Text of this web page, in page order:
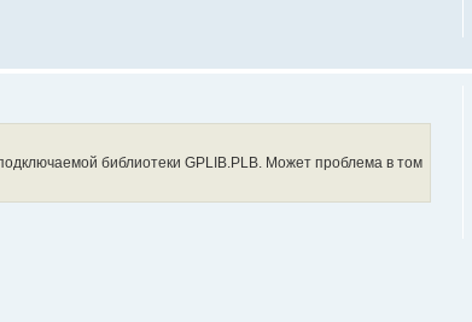
библиотеки GPLIB.PLB. Может проблема в том